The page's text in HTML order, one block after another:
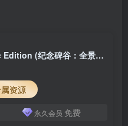
Monument Valley: Panoramic Edition (纪念碑谷：全景版) v3.3.319, Steam Build 9229054 [Wineskin]
资源
永久会员 免费